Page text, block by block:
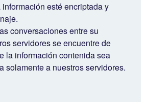
esté encriptada y
conversaciones entre su
servidores se encuentre de
la información contenida sea
solamente a nuestros servidores.